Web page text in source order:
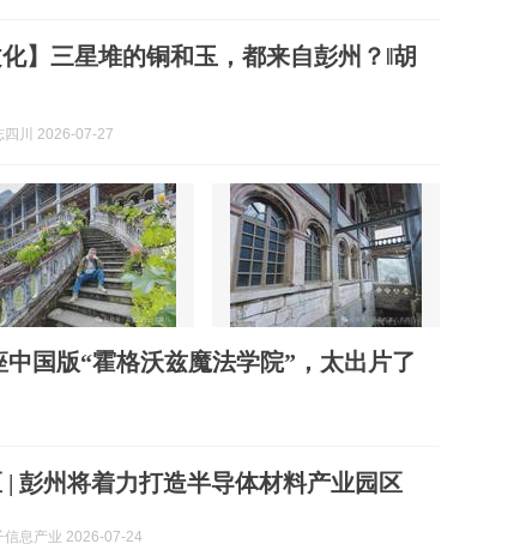
化】三星堆的铜和玉，都来自彭州？‖胡
四川 2026-07-27
国版“霍格沃兹魔法学院”，太出片了
| 彭州将着力打造半导体材料产业园区
信息产业 2026-07-24